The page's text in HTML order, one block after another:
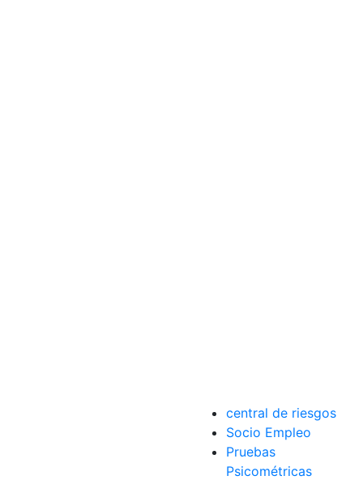
central de riesgos
Socio Empleo
Pruebas
Psicométricas